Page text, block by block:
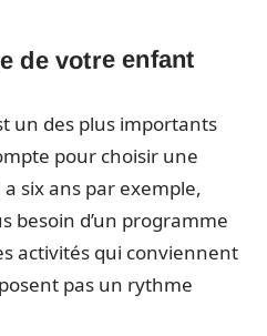
de votre enfant
un des plus importants
pour choisir une
a six ans par exemple,
besoin d’un programme
activités qui conviennent
pas un rythme